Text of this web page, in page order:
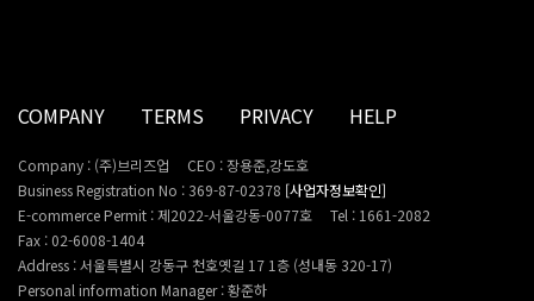
COMPANY TERMS PRIVACY HELP
Company : (주)브리즈업
CEO : 장용준,강도호
Business Registration No : 369-87-02378 [사업자정보확인]
E-commerce Permit : 제2022-서울강동-0077호
Tel : 1661-2082
Fax : 02-6008-1404
Address : 서울특별시 강동구 천호옛길 17 1층 (성내동 320-17)
Personal information Manager : 황준하